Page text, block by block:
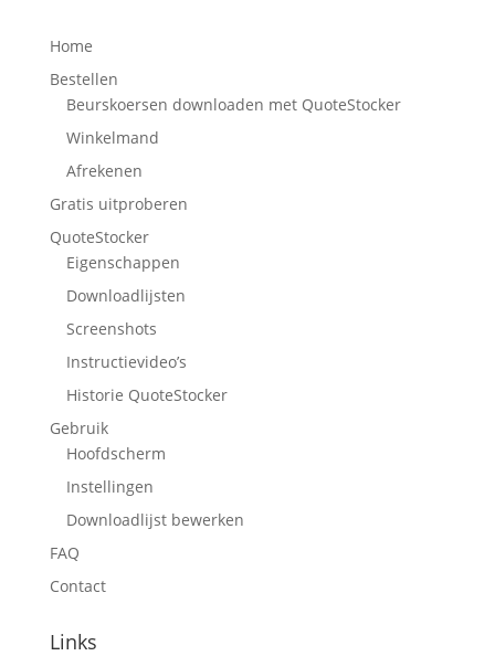
Home
Bestellen
Beurskoersen downloaden met QuoteStocker
Winkelmand
Afrekenen
Gratis uitproberen
QuoteStocker
Eigenschappen
Downloadlijsten
Screenshots
Instructievideo’s
Historie QuoteStocker
Gebruik
Hoofdscherm
Instellingen
Downloadlijst bewerken
FAQ
Contact
Links